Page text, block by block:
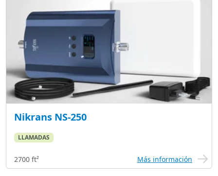
Nikrans NS-250
LLAMADAS
2700 ft² Más información